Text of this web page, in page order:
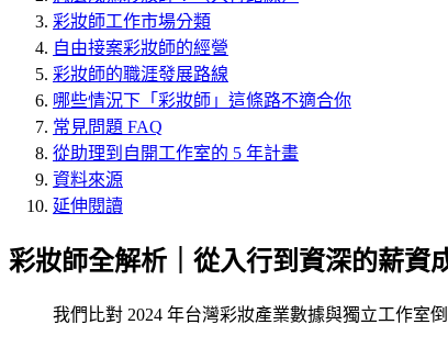
彩妝師工作市場分類
自由接案彩妝師的經營
彩妝師的職涯發展路線
哪些情況下「彩妝師」這條路不適合你
常見問題 FAQ
從助理到自開工作室的 5 年計畫
資料來源
延伸閱讀
彩妝師全解析｜從入行到資深的薪資
我們比對 2024 年台灣彩妝產業數據與獨立工作室